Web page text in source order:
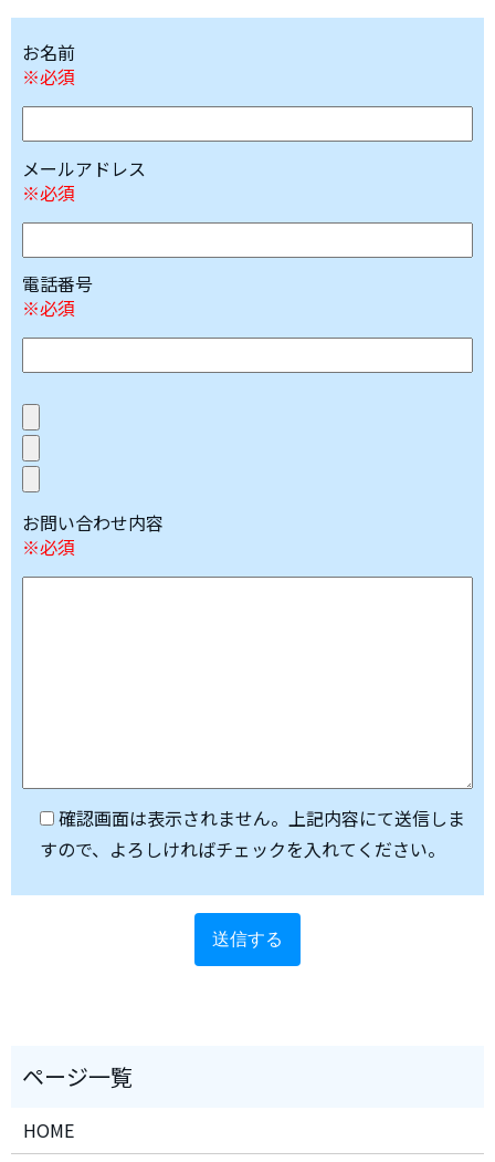
お名前
※必須
メールアドレス
※必須
電話番号
※必須
お問い合わせ内容
※必須
確認画面は表示されません。上記内容にて送信しま
すので、よろしければチェックを入れてください。
HOME